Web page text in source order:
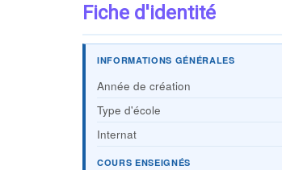
Fiche d'identité
INFORMATIONS GÉNÉRALES
Année de création
Type d'école
Internat
COURS ENSEIGNÉS